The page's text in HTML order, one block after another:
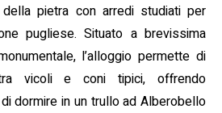
della pietra con arredi studiati per
pugliese. Situato a brevissima
l’alloggio permette di
vicoli e coni tipici, offrendo
dormire in un trullo ad Alberobello